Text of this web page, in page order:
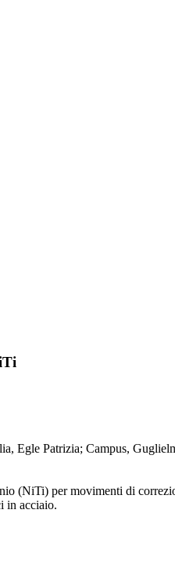
Egle Patrizia; Campus,
(NiTi) per movimenti di
in acciaio.